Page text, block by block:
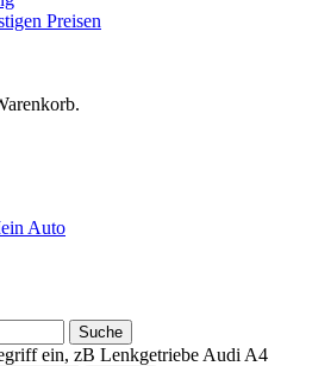
Preisen
Auto
Suche
ein, zB Lenkgetriebe Audi A4